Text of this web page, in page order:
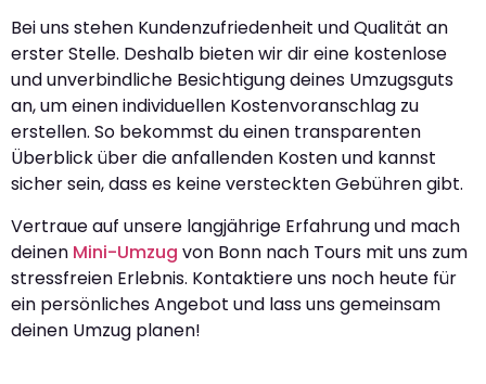
Bei uns stehen Kundenzufriedenheit und Qualität an
erster Stelle. Deshalb bieten wir dir eine kostenlose
und unverbindliche Besichtigung deines Umzugsguts
an, um einen individuellen Kostenvoranschlag zu
erstellen. So bekommst du einen transparenten
Überblick über die anfallenden Kosten und kannst
sicher sein, dass es keine versteckten Gebühren gibt.
Vertraue auf unsere langjährige Erfahrung und mach
deinen Mini-Umzug von Bonn nach Tours mit uns zum
stressfreien Erlebnis. Kontaktiere uns noch heute für
ein persönliches Angebot und lass uns gemeinsam
deinen Umzug planen!